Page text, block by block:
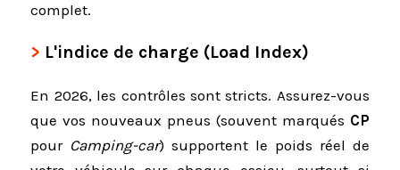
complet.
L'indice de charge (Load Index)
En 2026, les contrôles sont stricts. Assurez-vous
que vos nouveaux pneus (souvent marqués CP
pour Camping-car) supportent le poids réel de